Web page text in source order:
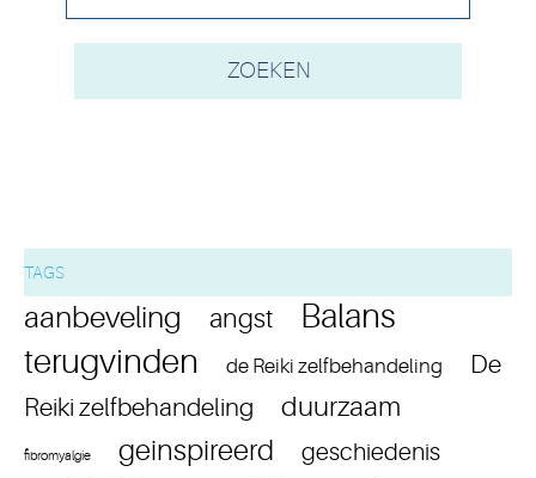
TAGS
aanbeveling angst
Balans
terugvinden
de Reiki zelfbehandeling
De
Reiki zelfbehandeling
duurzaam
fibromyalgie geinspireerd geschiedenis